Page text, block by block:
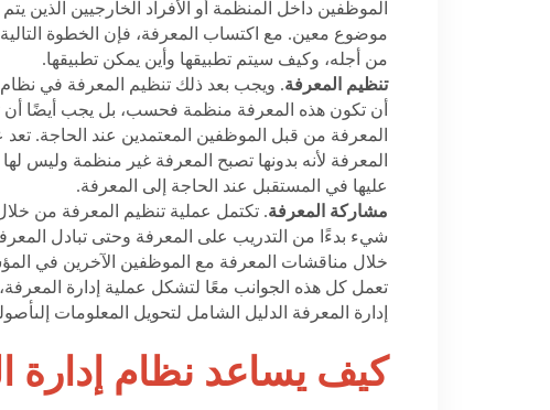
الموظفين داخل المنظمة أو الأفراد الخارجيين الذين
موضوع معين. مع اكتساب المعرفة، فإن الخطوة
من أجله، وكيف سيتم تطبيقها وأين يمكن تطبيقها.
تنظيم المعرفة. ويجب بعد ذلك تنظيم المعرفة في نظام
أن تكون هذه المعرفة منظمة فحسب، بل يجب أيضًا أن
المعرفة من قبل الموظفين المعتمدين عند الحاجة.
المعرفة لأنه بدونها تصبح المعرفة غير منظمة وليس
عليها في المستقبل عند الحاجة إلى المعرفة.
مشاركة المعرفة. تكتمل عملية تنظيم المعرفة من
شيء بدءًا من التدريب على المعرفة وحتى تبادل
خلال مناقشات المعرفة مع الموظفين الآخرين في
تعمل كل هذه الجوانب معًا لتشكل عملية إدارة
كيف يساعد نظام إدارة